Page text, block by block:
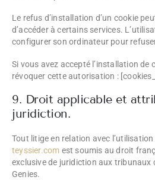
Le refus d’installation d’un cookie
d’accéder à certains services.
configurer son ordinateur pour
Si vous avez accepté l’installation de
révoquer cette autorisation :
9. Droit applicable et
juridiction.
Tout litige en relation avec
teyssier.com est soumis au droit
exclusive de juridiction aux tribunaux
Genies.